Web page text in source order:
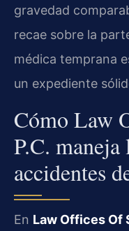
gravedad
recae sobre la
médica temprana
un expediente
Cómo Law
P.C. maneja
accidentes
En Law Offices Of